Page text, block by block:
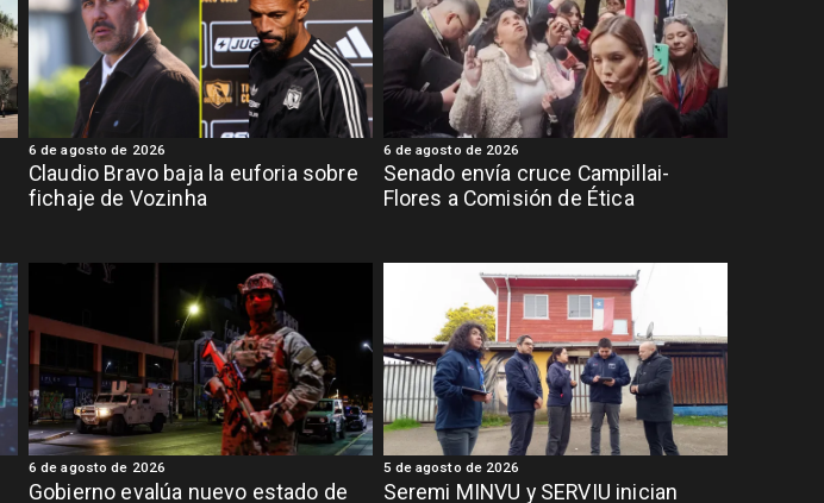
Claudio Bravo baja la euforia sobre
fichaje de Vozinha
6 de agosto de 2026
Senado envía cruce Campillai-
Flores a Comisión de Ética
6 de agosto de 2026
Gobierno evalúa nuevo estado de
6 de agosto de 2026
Seremi MINVU y SERVIU inician
5 de agosto de 2026